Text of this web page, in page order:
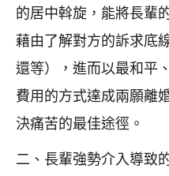
的居中斡旋，能將長輩
藉由了解對方的訴求底
還等），進而以最和平
費用的方式達成兩願離
決痛苦的最佳途徑。
二、長輩強勢介入導致